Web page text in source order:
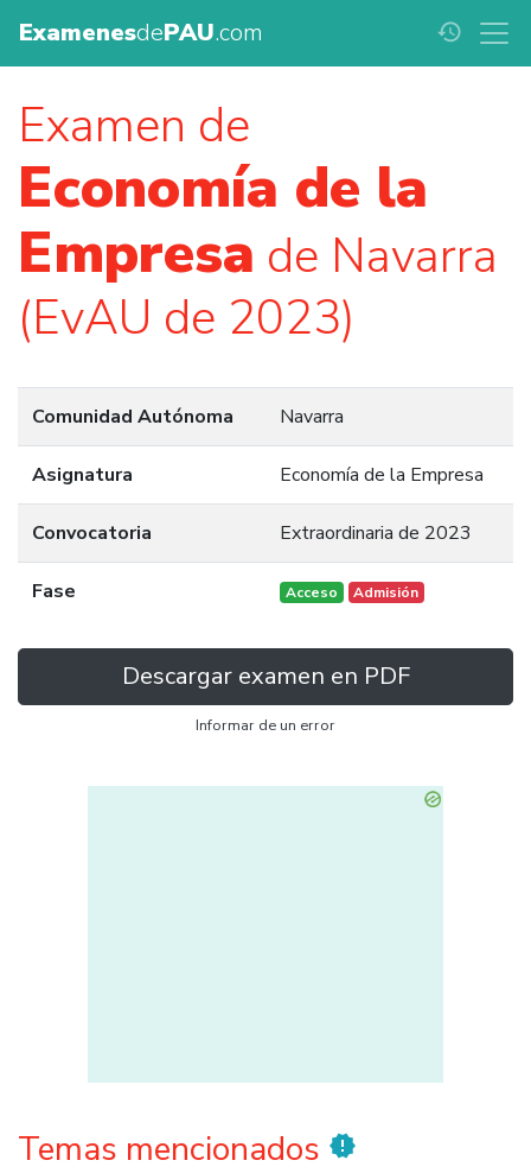
ExamenesdePAU.com history
Examen de
Economía de la
Empresa de Navarra
(EvAU de 2023)
Comunidad Autónoma Navarra
Asignatura Economía de la Empresa
Convocatoria Extraordinaria de 2023
Fase Acceso Admisión
Descargar examen en PDF
Informar de un error
Temas mencionados new_releases